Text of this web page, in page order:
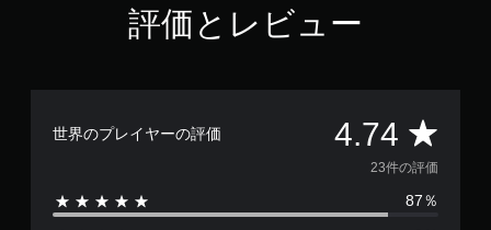
評価とレビュー
世界のプレイヤーの評価 4.74 評
価
数
23件の評価
87％